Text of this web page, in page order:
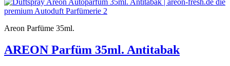
Areon Parfüme 35ml.
AREON Parfüm 35ml. Antitabak